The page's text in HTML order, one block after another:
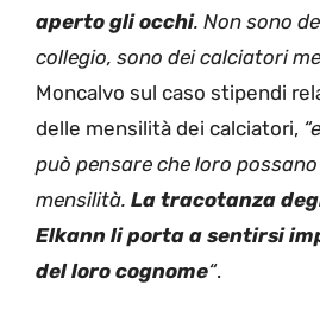
aperto gli occhi. Non sono
collegio, sono dei calciatori
Moncalvo sul caso stipendi
delle mensilità dei calciatori,
può pensare che loro
mensilità. La tracotanza
Elkann li porta a sentirsi
del loro cognome“.